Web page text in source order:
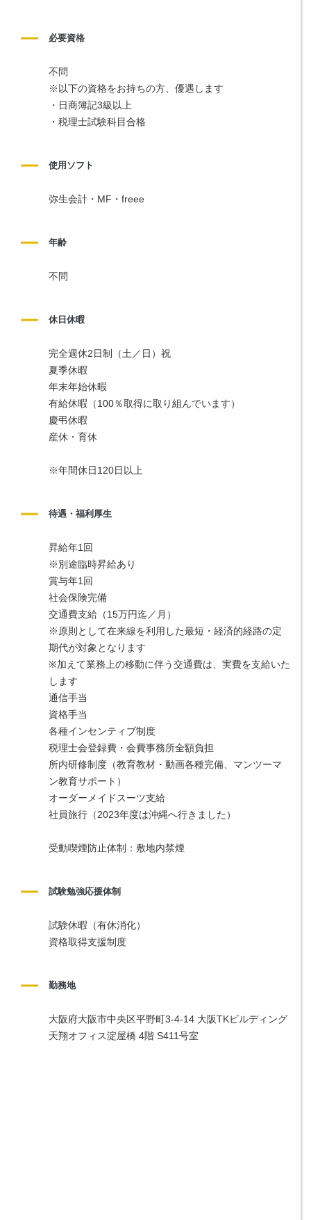
必要資格
不問
※以下の資格をお持ちの方、優遇します
・日商簿記3級以上
・税理士試験科目合格
使用ソフト
弥生会計・MF・freee
年齢
不問
休日休暇
完全週休2日制（土／日）祝
夏季休暇
年末年始休暇
有給休暇（100％取得に取り組んでいます）
慶弔休暇
産休・育休
※年間休日120日以上
待遇・福利厚生
昇給年1回
※別途臨時昇給あり
賞与年1回
社会保険完備
交通費支給（15万円迄／月）
※原則として在来線を利用した最短・経済的経路の定
期代が対象となります
※加えて業務上の移動に伴う交通費は、実費を支給いた
します
通信手当
資格手当
各種インセンティブ制度
税理士会登録費・会費事務所全額負担
所内研修制度（教育教材・動画各種完備、マンツーマ
ン教育サポート）
オーダーメイドスーツ支給
社員旅行（2023年度は沖縄へ行きました）
受動喫煙防止体制：敷地内禁煙
試験勉強応援体制
試験休暇（有休消化）
資格取得支援制度
勤務地
大阪府大阪市中央区平野町3-4-14 大阪TKビルディング
天翔オフィス淀屋橋 4階 S411号室